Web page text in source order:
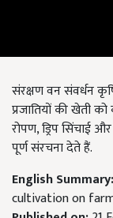
संरक्षण वन संवर्धन
प्रजातियों की खेती
रोपण, ड्रिप सिंचाई
पूर्ण संरचना देते हैं.
English Summary:
cultivation on